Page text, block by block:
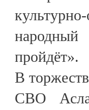
пройдёт».
В
СВО